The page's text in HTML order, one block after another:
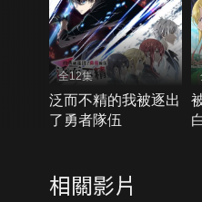
全12集
泛而不精的我被逐出
了勇者隊伍
相關影片